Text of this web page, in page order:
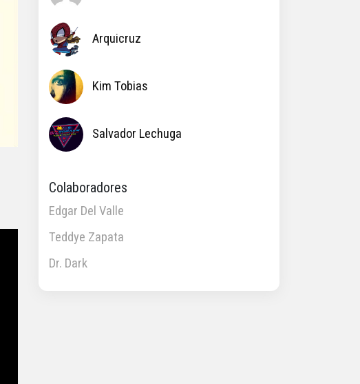
Arquicruz
Kim Tobias
Salvador Lechuga
Colaboradores
Edgar Del Valle
Teddye Zapata
Dr. Dark